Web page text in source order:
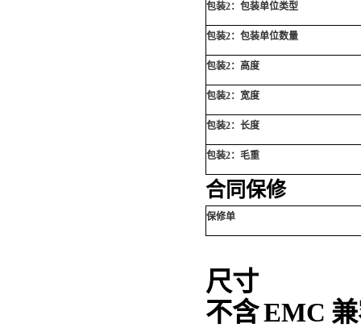
包装2：包装单位类型
包装2：包装单位数量
包装2：高度
包装2：宽度
包装2：长度
包装2：毛重
合同保修
保修单
尺寸
不含 EMC